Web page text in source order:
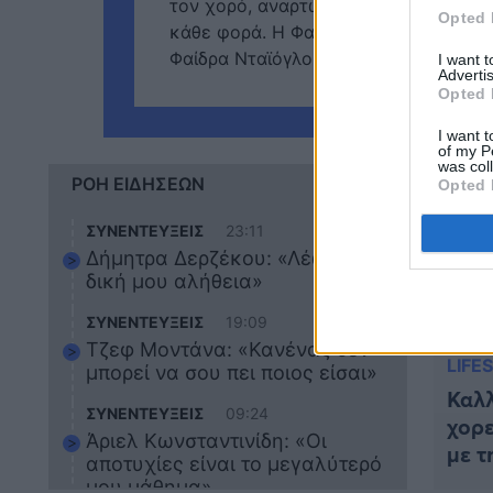
Opted
I want
Opted
I want
of my
was
Opted
τον χορό, αναρτώντας συχνά βίντεο
κάθε φορά. Η Φαίδρα Νταϊόγλου
Φαίδρα Νταϊόγλου ανήρτησε στον
ΡΟΗ ΕΙΔΗΣΕΩΝ
23:11
ΣΥΝΕΝΤΕΥΞΕΙΣ
Δήμητρα Δερζέκου: «Λέω τη
δική μου αλήθεια»
19:09
ΣΥΝΕΝΤΕΥΞΕΙΣ
Τζεφ Μοντάνα: «Κανένας δεν
μπορεί να σου πει ποιος είσαι»
09:24
ΣΥΝΕΝΤΕΥΞΕΙΣ
Άριελ Κωνσταντινίδη: «Οι
αποτυχίες είναι το μεγαλύτερό
μου μάθημα»
με